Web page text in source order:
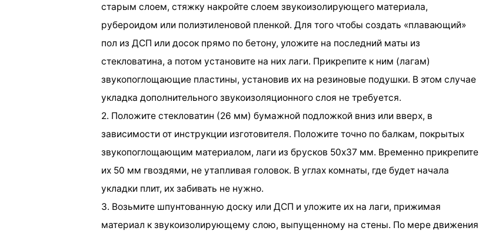
старым слоем, стяжку накройте слоем звукоизолирующего материала,
рубероидом или полиэтиленовой пленкой. Для того чтобы создать «плавающий»
пол из ДСП или досок прямо по бетону, уложите на последний маты из
стекловатина, а потом установите на них лаги. Прикрепите к ним (лагам)
звукопоглощающие пластины, установив их на резиновые подушки. В этом случае
укладка дополнительного звукоизоляционного слоя не требуется.
2. Положите стекловатин (26 мм) бумажной подложкой вниз или вверх, в
зависимости от инструкции изготовителя. Положите точно по балкам, покрытых
звукопоглощающим материалом, лаги из брусков 50х37 мм. Временно прикрепите
их 50 мм гвоздями, не утапливая головок. В углах комнаты, где будет начала
укладки плит, их забивать не нужно.
3. Возьмите шпунтованную доску или ДСП и уложите их на лаги, прижимая
материал к звукоизолирующему слою, выпущенному на стены. По мере движения